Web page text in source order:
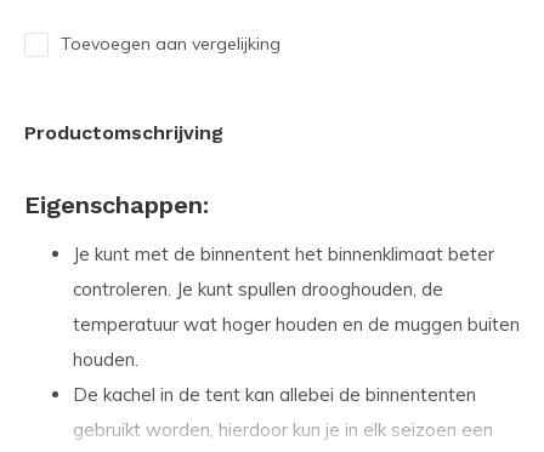
Toevoegen aan vergelijking
Productomschrijving
Eigenschappen:
Je kunt met de binnentent het binnenklimaat beter
controleren. Je kunt spullen drooghouden, de
temperatuur wat hoger houden en de muggen buiten
houden.
De kachel in de tent kan allebei de binnententen
gebruikt worden, hierdoor kun je in elk seizoen een